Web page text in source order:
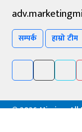
सम्पर्क हाम्रो टीम
©2026 Mission, All